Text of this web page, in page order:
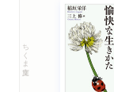
ちくま文庫